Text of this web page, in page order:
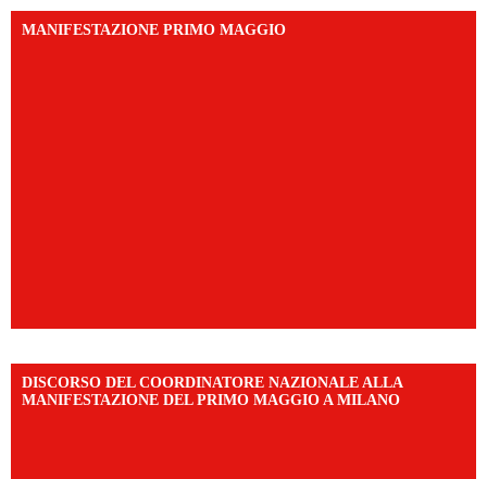
MANIFESTAZIONE PRIMO MAGGIO
DISCORSO DEL COORDINATORE NAZIONALE ALLA
MANIFESTAZIONE DEL PRIMO MAGGIO A MILANO